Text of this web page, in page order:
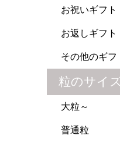
お祝いギフト
お返しギフト
その他のギフ
粒のサイ
大粒～
普通粒